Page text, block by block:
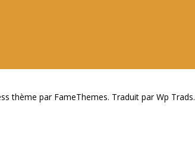
thème par FameThemes. Traduit par Wp Trads.